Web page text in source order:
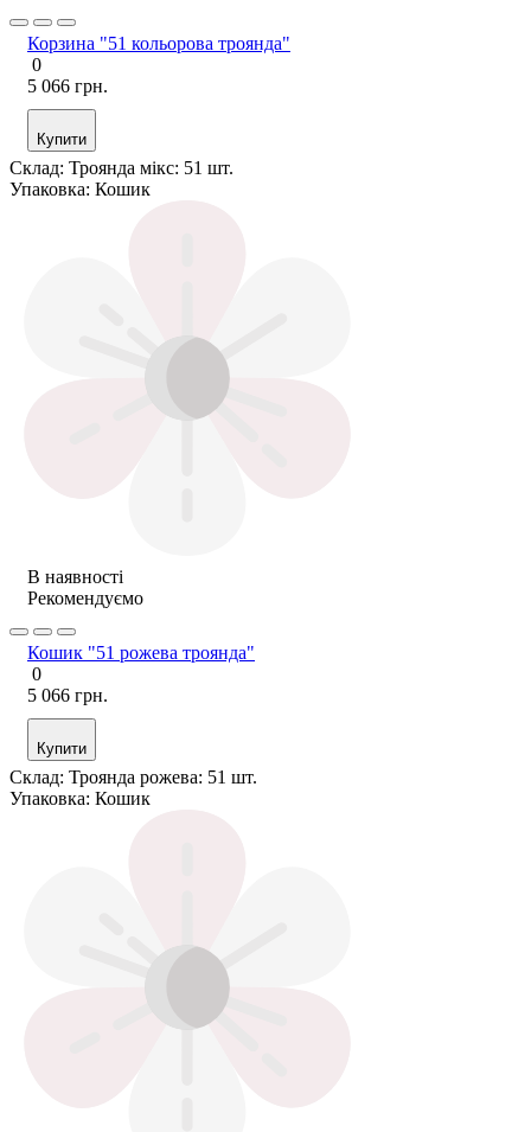
Корзина "51 кольорова троянда"
0
5 066 грн.
Купити
Склад: Троянда мікс: 51 шт.
Упаковка: Кошик
В наявності
Рекомендуємо
Кошик "51 рожева троянда"
0
5 066 грн.
Купити
Склад: Троянда рожева: 51 шт.
Упаковка: Кошик